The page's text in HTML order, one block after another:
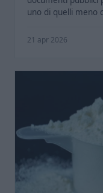
uno di quelli meno
21 apr 2026